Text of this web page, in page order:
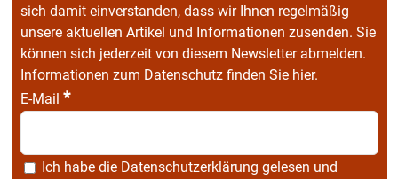
sich damit einverstanden, dass wir Ihnen regelmäßig
unsere aktuellen Artikel und Informationen zusenden. Sie
können sich jederzeit von diesem Newsletter abmelden.
Informationen zum Datenschutz finden Sie hier.
E-Mail *
Ich habe die Datenschutzerklärung gelesen und